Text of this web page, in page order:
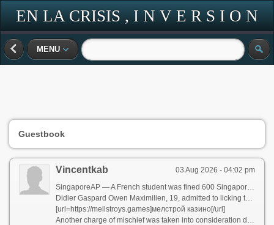
EN LA CRISIS , I N V E R S I O N
MENU
Guestbook
03 Aug 2026 - 04:02 pm
Vincentkab
Didier Gaspard Owen Maximilien, 19, admitted to licking the straw and returning it to the vending machine while recording the act for his online followers. It happened at a shopping mall in March and he was charged in April after his video spread rapidly.
[url=https://mellstroys.games]мелстрой казино[/url]
Another charge of mischief was taken into consideration during sentencing. The court imposed the fine and did not order any community-based sentence after considering mitigating factors.